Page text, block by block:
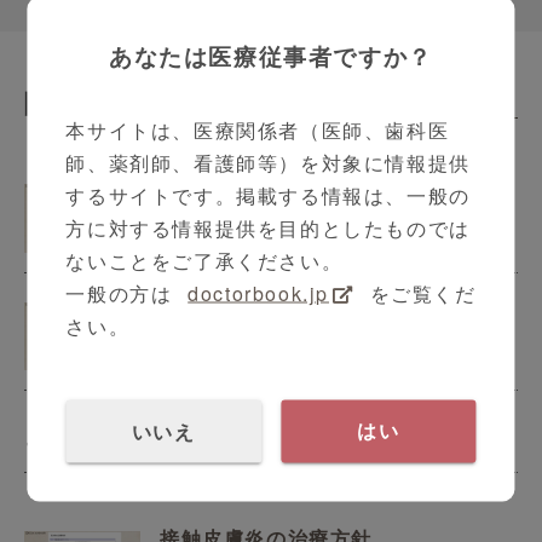
関連動画
接触皮膚炎の検査・診断
3:08
接触皮膚炎の治療方針
アレルギー科
あなたは医療従事者ですか？
本サイトは、医療関係者（医師、歯科医
師、薬剤師、看護師等）を対象に情報提供
するサイトです。掲載する情報は、一般の
方に対する情報提供を目的としたものでは
ないことをご了承ください。
一般の方は
doctorbook.jp
をご覧くだ
さい。
いいえ はい